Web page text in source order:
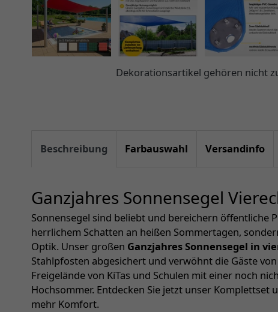
Dekorationsartikel gehören nicht
Beschreibung Farbauswahl Versandinfo
Ganzjahres Sonnensegel
Sonnensegel sind beliebt und bereichern öffentliche
herrlichem Schatten an heißen Sommertagen,
Optik. Unser großen Ganzjahres Sonnensegel in
Stahlpfosten abgesichert und verwöhnt die Gäste
Freigelände von KiTas und Schulen mit einer noch
Hochsommer. Entdecken Sie jetzt unser Komplettset
mehr Komfort.